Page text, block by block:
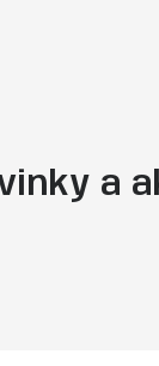
a